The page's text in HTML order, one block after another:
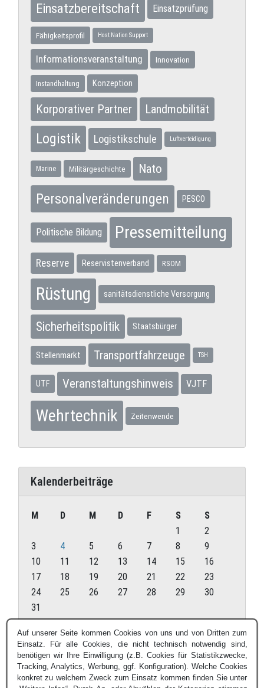
Einsatzbereitschaft Einsatzprüfung
Fähigkeitsprofil Host Nation Support
Informationsveranstaltung Innovation
Instandhaltung Konzeption
Korporativer Partner Landmobilität
Logistik Logistikschule Luftverteidigung
Marine Militärgeschichte Nato
Personalveränderungen PESCO
Politische Bildung Pressemitteilung
Reserve Reservistenverband RSOM
Rüstung sanitätsdienstliche Versorgung
Sicherheitspolitik Staatsbürger
Stellenmarkt Transportfahrzeuge TSH
UTF Veranstaltungshinweis VJTF
Wehrtechnik Zeitenwende
Kalenderbeiträge
August 2026
M D M D F S
S
1
2
3
4 5 6 7 8
9
10
11 12 13 14 15
16
17
18 19 20 21 22
23
24
25 26 27 28 29
30
31
« Juli
Auf unserer Seite kommen Cookies von uns und von Dritten zum
Einsatz. Für alle Cookies, die nicht technisch notwendig sind,
benötigen wir Ihre Einwilligung (z.B. Cookies für Statistikzwecke,
Tracking, Analytics, Werbung, ggf. Konfiguration). Welche Cookies
konkret zu welchem Zweck zum Einsatz kommen finden Sie unter